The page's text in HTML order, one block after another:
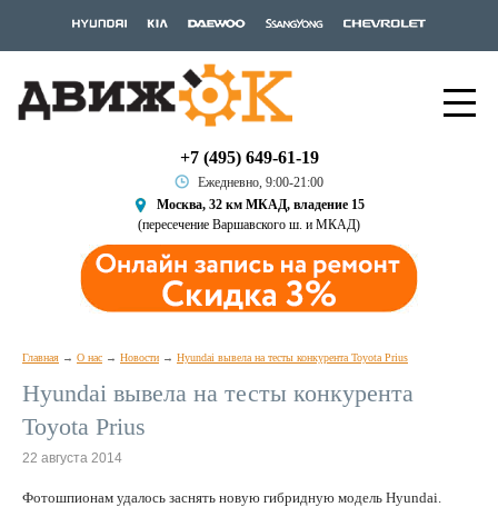
+7 (495) 649-61-19
Ежедневно, 9:00-21:00
Москва, 32 км МКАД, владение 15
(пересечение Варшавского ш. и МКАД)
Главная О нас Новости Hyundai вывела на тесты конкурента Toyota Prius
Hyundai вывела на тесты конкурента
Toyota Prius
22 августа 2014
Фотошпионам удалось заснять новую гибридную модель Hyundai.